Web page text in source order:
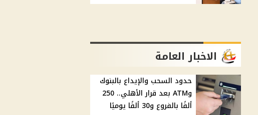
الاخبار العامة
حدود السحب والإيداع بالبنوك
وATM بعد قرار الأهلي.. 250
ألفًا بالفروع و30 ألفًا يوميًا